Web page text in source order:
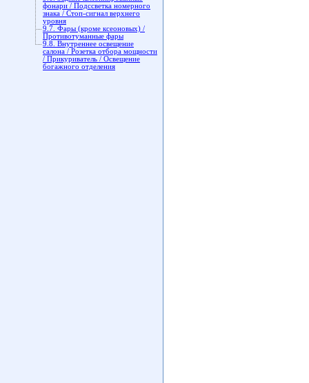
фонари / Подссветка номерного
знака / Стоп-сигнал верхнего
уровня
9.7. Фары (кроме ксеоновых) /
Противотуманные фары
9.8. Внутреннее освещение
салона / Розетка отбора мощности
/ Прикуриватель / Освещение
богажного отделения